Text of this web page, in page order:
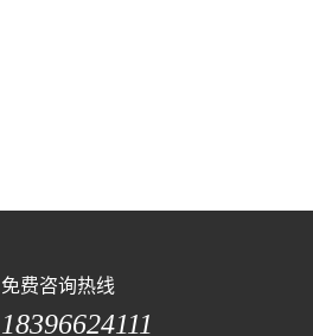
免费咨询热线
18396624111